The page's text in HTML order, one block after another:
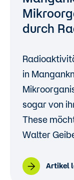
durch
in
sogar von
These
Walter
Artikel